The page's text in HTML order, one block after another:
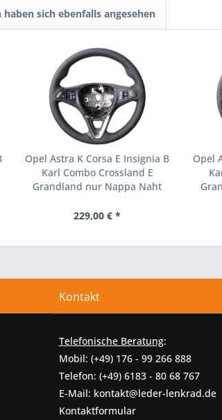
haben sich ebenfalls angesehen
Opel Astra K Corsa E Insignia B
Karl Combo Crossland E
Grandland nur Nappa Naht
229,00 € *
Opel
Kontakt
Telefonische Beratung:
Mobil: (+49) 176 - 99 266 888
Telefon: (+49) 6183 - 80 68 767
E-Mail: kontakt@leder-lenkrad.de
Kontaktformular